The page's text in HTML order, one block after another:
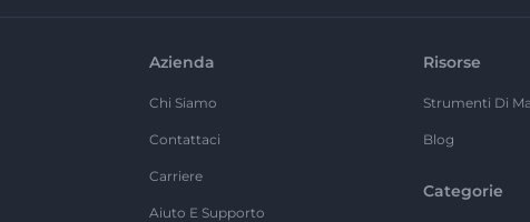
Azienda
Chi Siamo
Contattaci
Carriere
Aiuto E Supporto
Risorse
Strumenti Di
Blog
Categorie